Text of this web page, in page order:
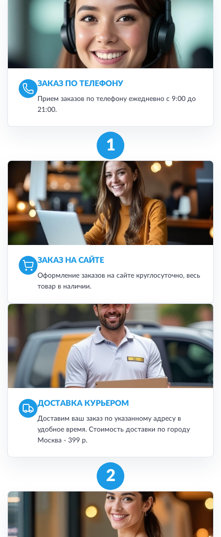
ЗАКАЗ ПО ТЕЛЕФОНУ
Прием заказов по телефону ежедневно с 9:00 до
21:00.
1
ЗАКАЗ НА САЙТЕ
Оформление заказов на сайте круглосуточно, весь
товар в наличии.
ДОСТАВКА КУРЬЕРОМ
Доставим ваш заказ по указанному адресу в
удобное время. Стоимость доставки по городу
Москва - 399 р.
2